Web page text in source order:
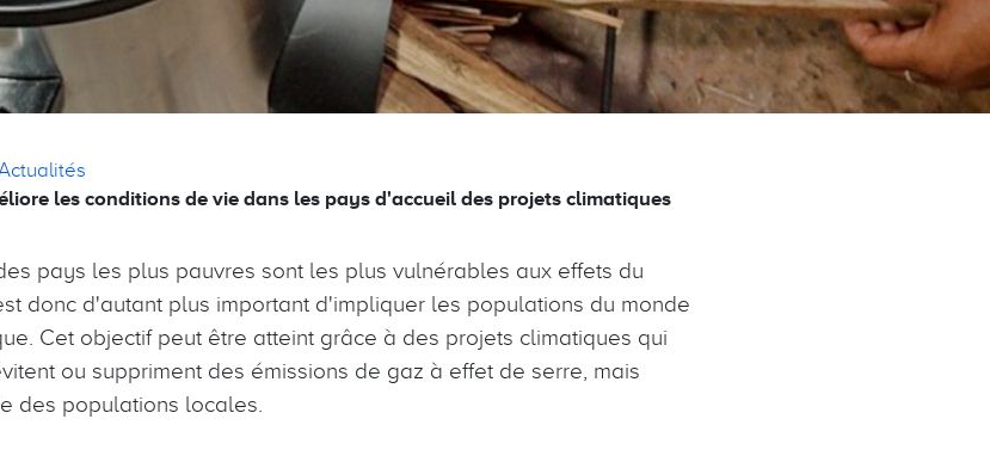
les conditions de vie dans les pays d'accueil des projets climatiques
pays les plus pauvres sont les plus vulnérables aux effets du
donc d'autant plus important d'impliquer les populations du monde
Cet objectif peut être atteint grâce à des projets climatiques qui
ou suppriment des émissions de gaz à effet de serre, mais
des populations locales.